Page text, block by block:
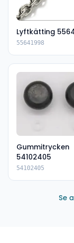
Lyftkätting
55641998
Gummitrycken
54102405
54102405
Se